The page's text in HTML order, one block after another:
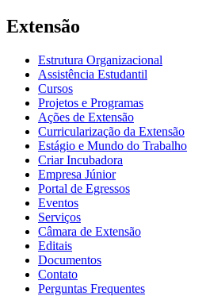
Extensão
Estrutura Organizacional
Assistência Estudantil
Cursos
Projetos e Programas
Ações de Extensão
Curricularização da Extensão
Estágio e Mundo do Trabalho
Criar Incubadora
Empresa Júnior
Portal de Egressos
Eventos
Serviços
Câmara de Extensão
Editais
Documentos
Contato
Perguntas Frequentes